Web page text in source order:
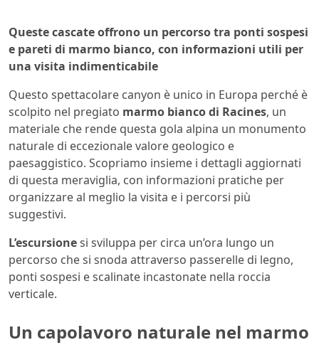
Queste cascate offrono un percorso tra ponti sospesi
e pareti di marmo bianco, con informazioni utili per
una visita indimenticabile
Questo spettacolare canyon è unico in Europa perché è
scolpito nel pregiato marmo bianco di Racines, un
materiale che rende questa gola alpina un monumento
naturale di eccezionale valore geologico e
paesaggistico. Scopriamo insieme i dettagli aggiornati
di questa meraviglia, con informazioni pratiche per
organizzare al meglio la visita e i percorsi più
suggestivi.
L’escursionesi sviluppa per circa un’ora lungo un
percorso che si snoda attraverso passerelle di legno,
ponti sospesi e scalinate incastonate nella roccia
verticale.
Un capolavoro naturale nel marmo